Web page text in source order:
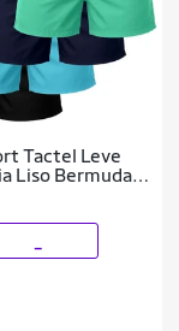
Tactel Leve
Liso Bermuda